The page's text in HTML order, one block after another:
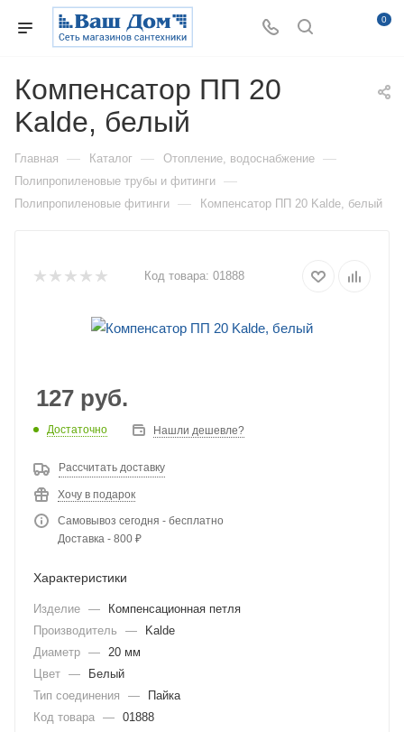
0
Компенсатор ПП 20
Kalde, белый
Главная — Каталог — Отопление, водоснабжение —
Полипропиленовые трубы и фитинги —
Полипропиленовые фитинги — Компенсатор ПП 20 Kalde, белый
Код товара: 01888
127 руб.
Достаточно Нашли дешевле?
Рассчитать доставку
Хочу в подарок
Самовывоз сегодня - бесплатно
Доставка - 800 ₽
Характеристики
Изделие —
Компенсационная петля
Производитель
—
Kalde
Диаметр —
20 мм
Цвет —
Белый
Тип соединения
—
Пайка
Код товара — 01888